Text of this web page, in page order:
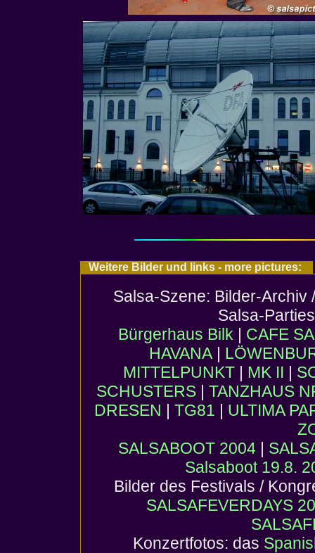
Weitere Bilder und links - more pictures:
Salsa-Szene: Bilder-
Salsa-
Bürgerhaus Bilk | CAFE
HAVANA |
MITTELPUNKT| MK II |
SCHUSTERS| TANZHAUS
DRESEN | TG81 | ULTIMA
SALSABOOT 2004|
Salsaboot 19.8.
Bilder des Festivals /
SALSAFEVERDAYS
Konzertfotos: das